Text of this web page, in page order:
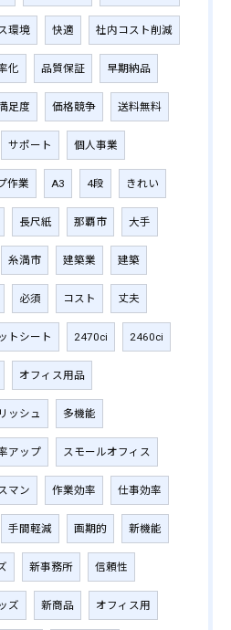
環境 快適 社内コスト削減
化 品質保証 早期納品
足度 価格競争 送料無料
サポート 個人事業
作業 A3 4段 きれい
長尺紙 那覇市 大手
糸満市 建築業 建築
必須 コスト 丈夫
トシート 2470ci 2460ci
オフィス用品
ッシュ 多機能
アップ スモールオフィス
マン 作業効率 仕事効率
手間軽減 画期的 新機能
新事務所 信頼性
ズ 新商品 オフィス用